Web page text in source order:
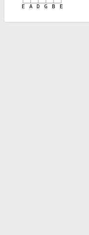
E A D G B E